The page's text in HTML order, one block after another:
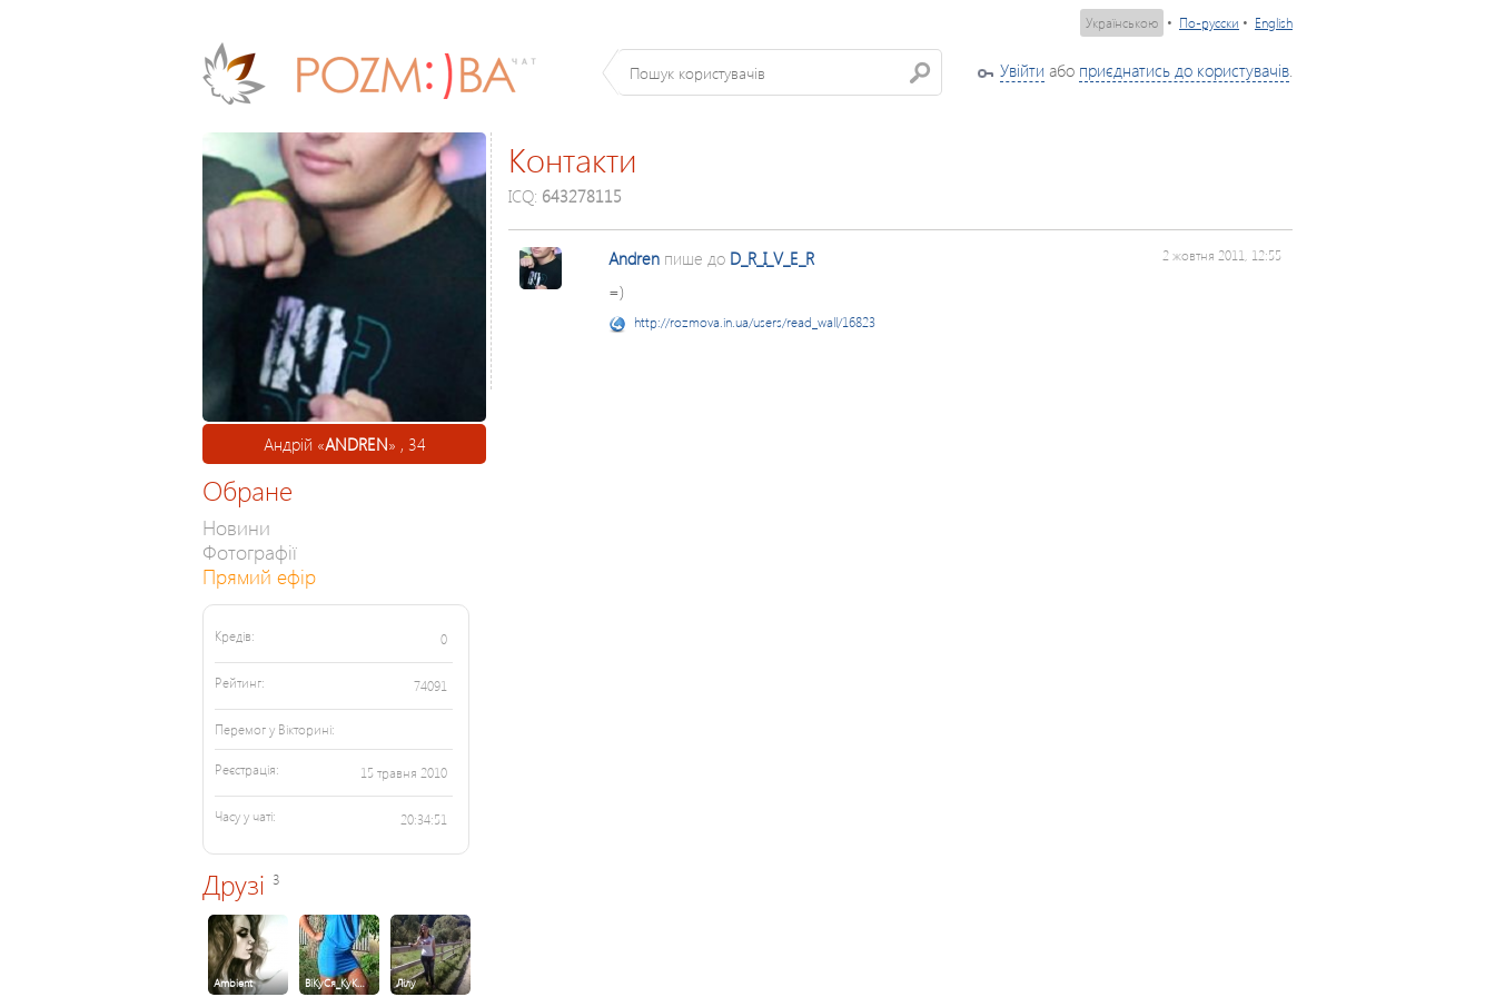
Українською • По-русски • English
Увійти або приєднатись до користувачів.
Андрій «ANDREN» , 34
Обране
Новини
Фотографії
Прямий ефір
Кредів: 0
Рейтинг: 74091
Перемог у Вікторині:
Реєстрація: 15 травня 2010
Часу у чаті: 20:34:51
Друзі 3
Ambient ВіКуСя_КуК… Лілу
Контакти
ICQ: 643278115
Andren пише до D_R_I_V_E_R 2 жовтня 2011, 12:55
=)
http://rozmova.in.ua/users/read_wall/16823